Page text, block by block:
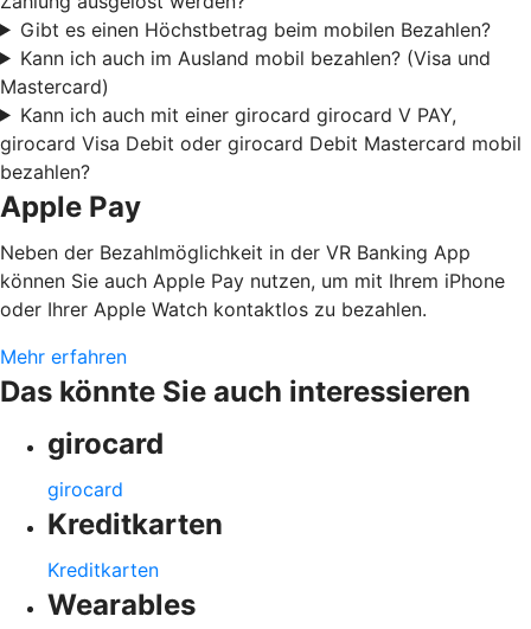
Gibt es einen Höchstbetrag beim mobilen Bezahlen?
Kann ich auch im Ausland mobil bezahlen? (Visa und
Mastercard)
Kann ich auch mit einer girocard girocard V PAY,
girocard Visa Debit oder girocard Debit Mastercard mobil
bezahlen?
Apple Pay
Neben der Bezahlmöglichkeit in der VR Banking App
können Sie auch Apple Pay nutzen, um mit Ihrem iPhone
oder Ihrer Apple Watch kontaktlos zu bezahlen.
Mehr erfahren
Das könnte Sie auch interessieren
girocard
girocard
Kreditkarten
Kreditkarten
Wearables